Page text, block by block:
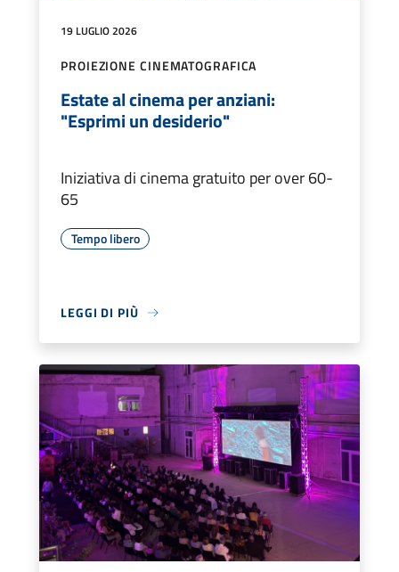
19 LUGLIO 2026
PROIEZIONE CINEMATOGRAFICA
Estate al cinema per anziani:
"Esprimi un desiderio"
Iniziativa di cinema gratuito per over 60-
65
Tempo libero
LEGGI DI PIÙ